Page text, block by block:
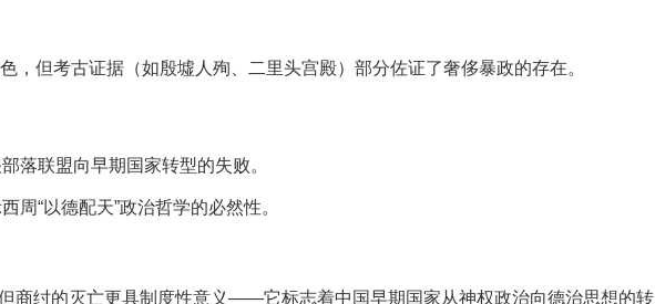
，但考古证据（如殷墟人殉、二里头宫殿）部分佐证了奢侈暴政的存在。
落联盟向早期国家转型的失败。
周“以德配天”政治哲学的必然性。
商纣的灭亡更具制度性意义——它标志着中国早期国家从神权政治向德治思想的转